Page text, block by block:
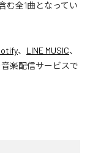
む全1曲となってい
、 LINE MUSIC、
楽配信サービスで